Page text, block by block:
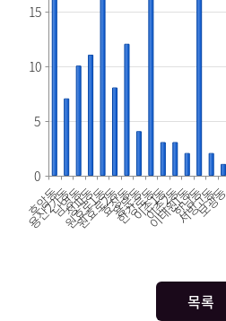
후암동
용산2가동
남영동
청파동
원효로1동
원효로2동
효창동
용문동
한강로동
이촌1동
이촌2동
이태원1동
한남동
서빙고동
보광동
0
5
10
15
목록